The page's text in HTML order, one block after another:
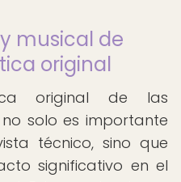
musical de
original
original de las
solo es importante
técnico, sino que
significativo en el